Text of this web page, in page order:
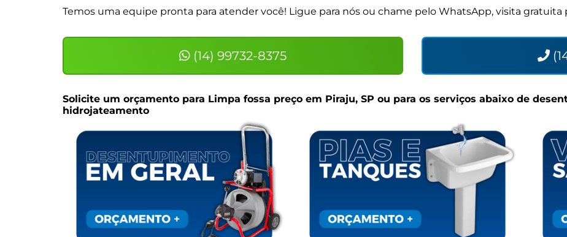
Temos uma equipe pronta para atender você! Ligue para nós ou chame pelo WhatsApp, visita gratuita
(14) 99732-8375
Solicite um orçamento para Limpa fossa preço em Piraju, SP ou para os serviços abaixo de
hidrojateamento